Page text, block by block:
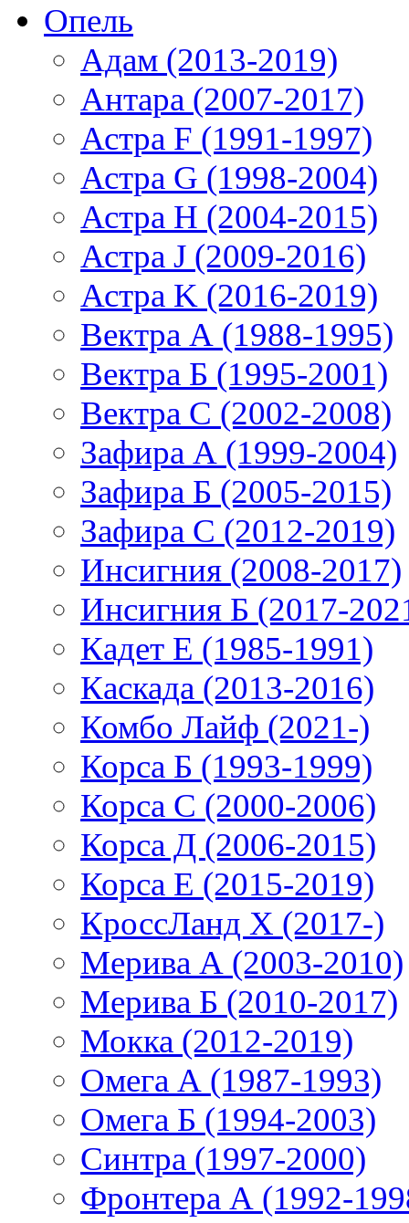
Опель
Адам (2013-2019)
Антара (2007-2017)
Астра F (1991-1997)
Астра G (1998-2004)
Астра H (2004-2015)
Астра J (2009-2016)
Астра K (2016-2019)
Вектра А (1988-1995)
Вектра Б (1995-2001)
Вектра С (2002-2008)
Зафира А (1999-2004)
Зафира Б (2005-2015)
Зафира С (2012-2019)
Инсигния (2008-2017)
Инсигния Б (2017-
Кадет Е (1985-1991)
Каскада (2013-2016)
Комбо Лайф (2021-)
Корса Б (1993-1999)
Корса С (2000-2006)
Корса Д (2006-2015)
Корса E (2015-2019)
КроссЛанд X (2017-)
Мерива А (2003-2010)
Мерива Б (2010-2017)
Мокка (2012-2019)
Омега А (1987-1993)
Омега Б (1994-2003)
Синтра (1997-2000)
Фронтера А (1992-